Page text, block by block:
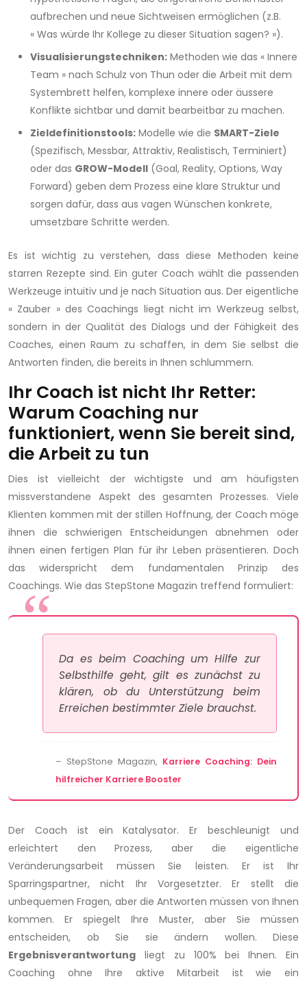
aufbrechen und neue Sichtweisen ermöglichen (z.B.
« Was würde Ihr Kollege zu dieser Situation sagen? »).
Visualisierungstechniken: Methoden wie das « Innere
Team » nach Schulz von Thun oder die Arbeit mit dem
Systembrett helfen, komplexe innere oder äussere
Konflikte sichtbar und damit bearbeitbar zu machen.
Zieldefinitionstools: Modelle wie die SMART-Ziele
(Spezifisch, Messbar, Attraktiv, Realistisch, Terminiert)
oder das GROW-Modell (Goal, Reality, Options, Way
Forward) geben dem Prozess eine klare Struktur und
sorgen dafür, dass aus vagen Wünschen konkrete,
umsetzbare Schritte werden.
Es ist wichtig zu verstehen, dass diese Methoden keine
starren Rezepte sind. Ein guter Coach wählt die passenden
Werkzeuge intuitiv und je nach Situation aus. Der eigentliche
« Zauber » des Coachings liegt nicht im Werkzeug selbst,
sondern in der Qualität des Dialogs und der Fähigkeit des
Coaches, einen Raum zu schaffen, in dem Sie selbst die
Antworten finden, die bereits in Ihnen schlummern.
Ihr Coach ist nicht Ihr Retter:
Warum Coaching nur
funktioniert, wenn Sie bereit sind,
die Arbeit zu tun
Dies ist vielleicht der wichtigste und am häufigsten
missverstandene Aspekt des gesamten Prozesses. Viele
Klienten kommen mit der stillen Hoffnung, der Coach möge
ihnen die schwierigen Entscheidungen abnehmen oder
ihnen einen fertigen Plan für ihr Leben präsentieren. Doch
das widerspricht dem fundamentalen Prinzip des
Coachings. Wie das StepStone Magazin treffend formuliert:
Da es beim Coaching um Hilfe zur
Selbsthilfe geht, gilt es zunächst zu
klären, ob du Unterstützung beim
Erreichen bestimmter Ziele brauchst.
– StepStone Magazin, Karriere Coaching: Dein
hilfreicher Karriere Booster
Der Coach ist ein Katalysator. Er beschleunigt und
erleichtert den Prozess, aber die eigentliche
Veränderungsarbeit müssen Sie leisten. Er ist Ihr
Sparringspartner, nicht Ihr Vorgesetzter. Er stellt die
unbequemen Fragen, aber die Antworten müssen von Ihnen
kommen. Er spiegelt Ihre Muster, aber Sie müssen
entscheiden, ob Sie sie ändern wollen. Diese
Ergebnisverantwortung liegt zu 100% bei Ihnen. Ein
Coaching ohne Ihre aktive Mitarbeit ist wie ein